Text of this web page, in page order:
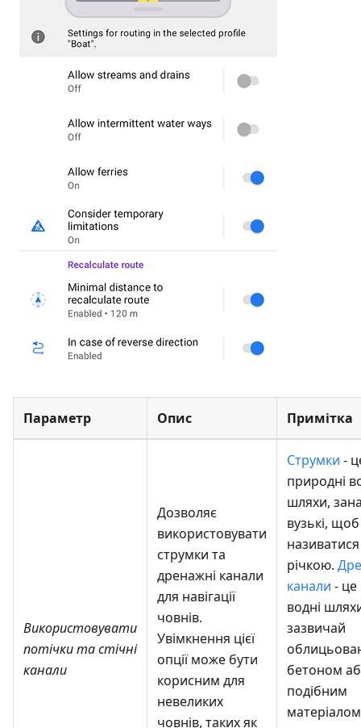
Параметр Опис Примітка
Використовувати
потічки та стічні
канали
Дозволяє
використовувати
струмки та
дренажні канали
для навігації
човнів.
Увімкнення цієї
опції може бути
корисним для
невеликих
човнів, таких як
Струмки -
природні
шляхи,
вузькі, щоб
називатися
річкою.
канали - це
водні
зазвичай
бетоном
подібним